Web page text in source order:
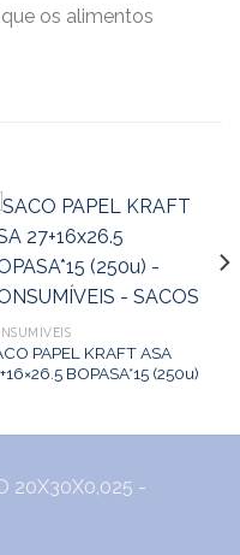
os alimentos
PAPEL KRAFT ASA
BOPASA*15 (250u)